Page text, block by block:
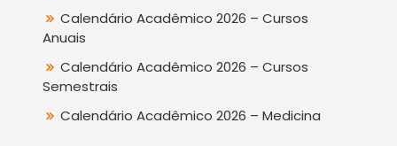
Calendário Acadêmico 2026 – Cursos
Anuais
Calendário Acadêmico 2026 – Cursos
Semestrais
Calendário Acadêmico 2026 – Medicina